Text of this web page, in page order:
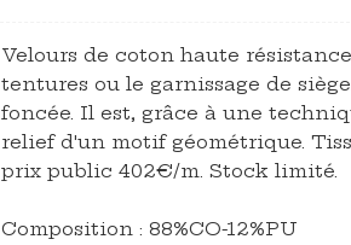
Velours de coton haute
tentures ou le garnissage de
foncée. Il est, grâce à une
relief d'un motif géométrique.
prix public 402€/m. Stock limité.
Composition : 88%CO-12%PU